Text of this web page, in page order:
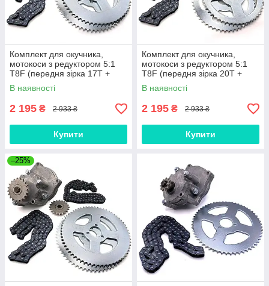
Комплект для окучника,
мотокоси з редуктором 5:1
T8F (передня зірка 17Т +
задня зірка 64Т 2 шт +
ланцюг 2 шт.) 124L
В наявності
2 195 ₴ 2 933 ₴
Купити
Комплект для окучника,
мотокоси з редуктором 5:1
T8F (передня зірка 20Т +
задня зірка 54Т 2 шт +
ланцюг 2 шт.) 124L
В наявності
2 195 ₴ 2 933 ₴
Купити
–25%